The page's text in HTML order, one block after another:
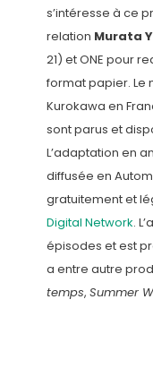
s’intéresse à ce
relation Murata
21) et ONE pour
format papier. Le
Kurokawa en
sont parus et
L’adaptation en
diffusée en
gratuitement et
Digital Network.
épisodes et est
a entre autre
temps, Summer